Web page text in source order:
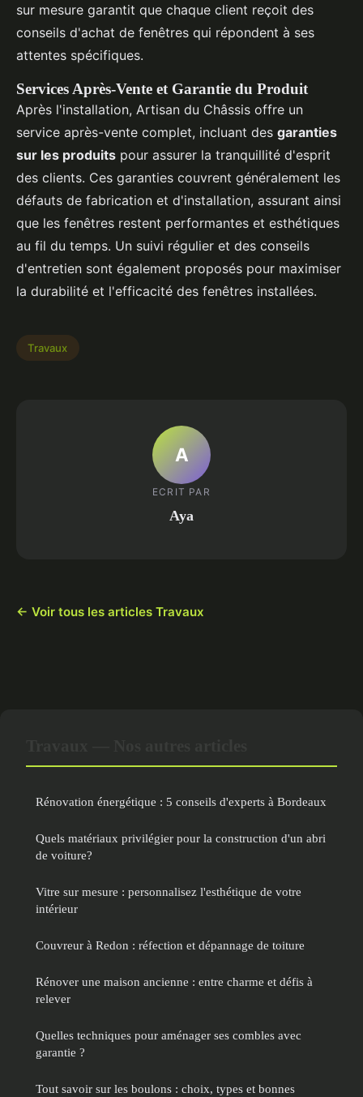
sur mesure garantit que chaque client reçoit des
conseils d'achat de fenêtres qui répondent à ses
attentes spécifiques.
Services Après-Vente et Garantie du Produit
Après l'installation, Artisan du Châssis offre un
service après-vente complet, incluant des garanties
sur les produits pour assurer la tranquillité d'esprit
des clients. Ces garanties couvrent généralement les
défauts de fabrication et d'installation, assurant ainsi
que les fenêtres restent performantes et esthétiques
au fil du temps. Un suivi régulier et des conseils
d'entretien sont également proposés pour maximiser
la durabilité et l'efficacité des fenêtres installées.
Travaux
A
ECRIT PAR
Aya
← Voir tous les articles Travaux
Rénovation énergétique : 5 conseils d'experts à Bordeaux
Quels matériaux privilégier pour la construction d'un abri
de voiture?
Vitre sur mesure : personnalisez l'esthétique de votre
intérieur
Couvreur à Redon : réfection et dépannage de toiture
Rénover une maison ancienne : entre charme et défis à
relever
Quelles techniques pour aménager ses combles avec
garantie ?
Tout savoir sur les boulons : choix, types et bonnes